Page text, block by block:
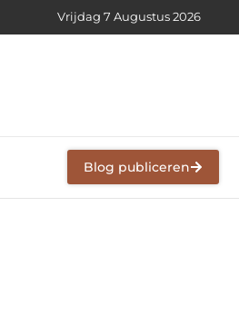
Vrijdag 7 Augustus 2026
Blog publiceren